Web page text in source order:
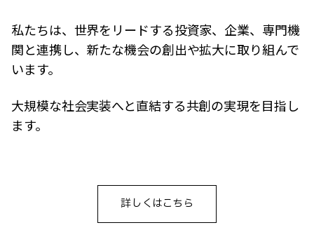
私たちは、世界をリードする投資家、企業、専門機
関と連携し、新たな機会の創出や拡大に取り組んで
います。
大規模な社会実装へと直結する共創の実現を目指し
ます。
詳しくはこちら